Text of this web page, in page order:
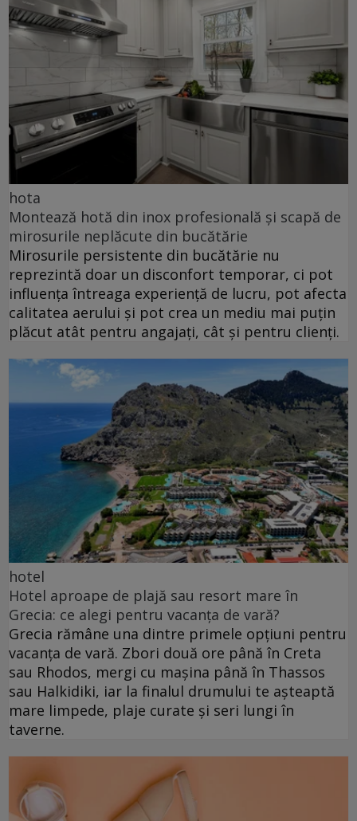
hota
Montează hotă din inox profesională și scapă de
mirosurile neplăcute din bucătărie
Mirosurile persistente din bucătărie nu
reprezintă doar un disconfort temporar, ci pot
influența întreaga experiență de lucru, pot afecta
calitatea aerului și pot crea un mediu mai puțin
plăcut atât pentru angajați, cât și pentru clienți.
hotel
Hotel aproape de plajă sau resort mare în
Grecia: ce alegi pentru vacanța de vară?
Grecia rămâne una dintre primele opțiuni pentru
vacanța de vară. Zbori două ore până în Creta
sau Rhodos, mergi cu mașina până în Thassos
sau Halkidiki, iar la finalul drumului te așteaptă
mare limpede, plaje curate și seri lungi în
taverne.